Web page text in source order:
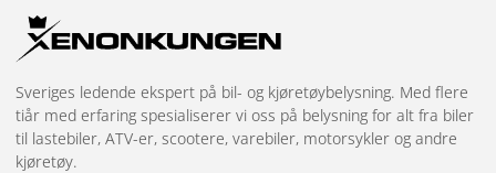
Sveriges ledende ekspert på bil- og kjøretøybelysning. Med flere
tiår med erfaring spesialiserer vi oss på belysning for alt fra biler
til lastebiler, ATV-er, scootere, varebiler, motorsykler og andre
kjøretøy.